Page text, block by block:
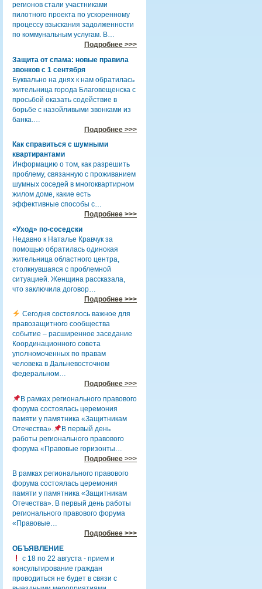
регионов стали участниками
пилотного проекта по ускоренному
процессу взыскания задолженности
по коммунальным услугам. В…
Подробнее >>>
Защита от спама: новые правила
звонков с 1 сентября
Буквально на днях к нам обратилась
жительница города Благовещенска с
просьбой оказать содействие в
борьбе с назойливыми звонками из
банка.…
Подробнее >>>
Как справиться с шумными
квартирантами
Информацию о том, как разрешить
проблему, связанную с проживанием
шумных соседей в многоквартирном
жилом доме, какие есть
эффективные способы с…
Подробнее >>>
«Уход» по-соседски
Недавно к Наталье Кравчук за
помощью обратилась одинокая
жительница областного центра,
столкнувшаяся с проблемной
ситуацией. Женщина рассказала,
что заключила договор…
Подробнее >>>
Сегодня состоялось важное для
правозащитного сообщества
событие – расширенное заседание
Координационного совета
уполномоченных по правам
человека в Дальневосточном
федеральном…
Подробнее >>>
В рамках регионального правового
форума состоялась церемония
памяти у памятника «Защитникам
Отечества».
В первый день
работы регионального правового
форума «Правовые горизонты…
Подробнее >>>
В рамках регионального правового
форума состоялась церемония
памяти у памятника «Защитникам
Отечества». В первый день работы
регионального правового форума
«Правовые…
Подробнее >>>
ОБЪЯВЛЕНИЕ
с 18 по 22 августа - прием и
консультирование граждан
проводиться не будет в связи с